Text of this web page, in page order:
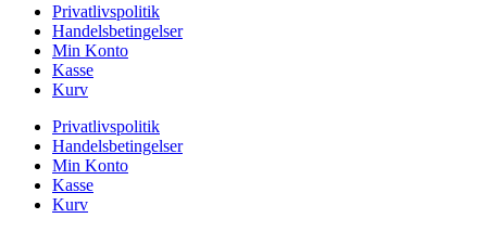
Privatlivspolitik
Handelsbetingelser
Min Konto
Kasse
Kurv
Privatlivspolitik
Handelsbetingelser
Min Konto
Kasse
Kurv